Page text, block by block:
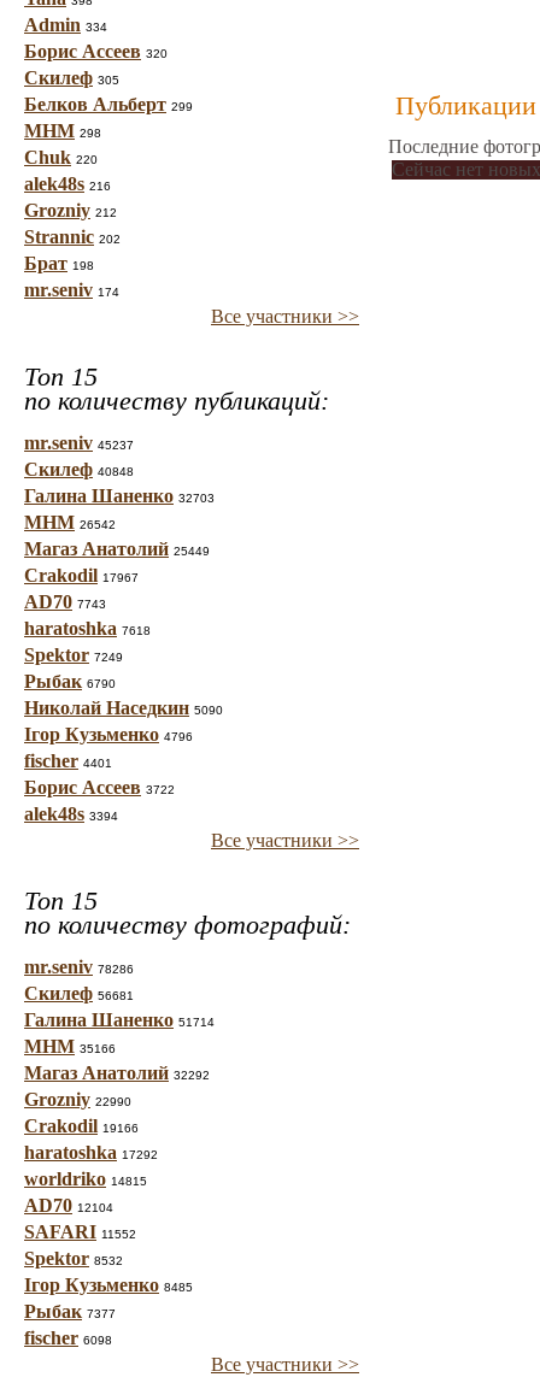
Admin 334
Борис Ассеев 320
Скилеф 305
Белков Альберт 299
МНМ 298
Chuk 220
alek48s 216
Grozniy 212
Strannic 202
Брат 198
mr.seniv 174
Все участники >>
Топ 15
по количеству публикаций:
mr.seniv 45237
Скилеф 40848
Галина Шаненко 32703
МНМ 26542
Магаз Анатолий 25449
Crakodil 17967
AD70 7743
haratoshka 7618
Spektor 7249
Рыбак 6790
Николай Наседкин 5090
Ігор Кузьменко 4796
fischer 4401
Борис Ассеев 3722
alek48s 3394
Все участники >>
Топ 15
по количеству фотографий:
mr.seniv 78286
Скилеф 56681
Галина Шаненко 51714
МНМ 35166
Магаз Анатолий 32292
Grozniy 22990
Crakodil 19166
haratoshka 17292
worldriko 14815
AD70 12104
SAFARI 11552
Spektor 8532
Ігор Кузьменко 8485
Рыбак 7377
fischer 6098
Все участники >>
Публикации
Последние
Сейчас нет